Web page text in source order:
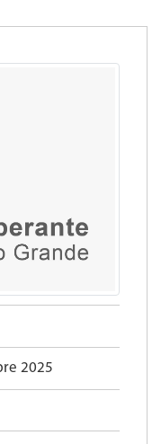
2025